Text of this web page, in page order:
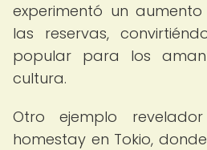
experimentó un
las reservas,
popular para los
cultura.
Otro ejemplo
homestay en Tokio,